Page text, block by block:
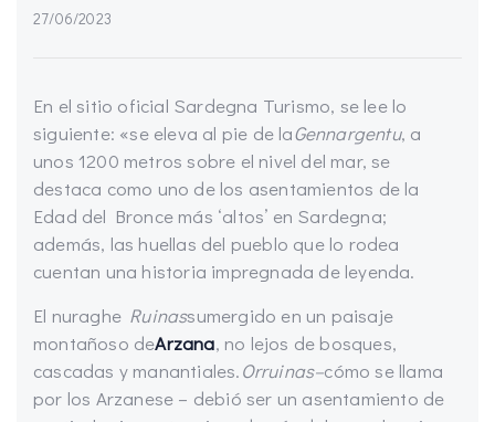
27/06/2023
En el sitio oficial Sardegna Turismo, se lee lo
siguiente: «se eleva al pie de laGennargentu, a
unos 1200 metros sobre el nivel del mar, se
destaca como uno de los asentamientos de la
Edad del Bronce más ‘altos’ en Sardegna;
además, las huellas del pueblo que lo rodea
cuentan una historia impregnada de leyenda.
El nuraghe Ruinassumergido en un paisaje
montañoso deArzana, no lejos de bosques,
cascadas y manantiales.Orruinas–cómo se llama
por los Arzanese – debió ser un asentamiento de